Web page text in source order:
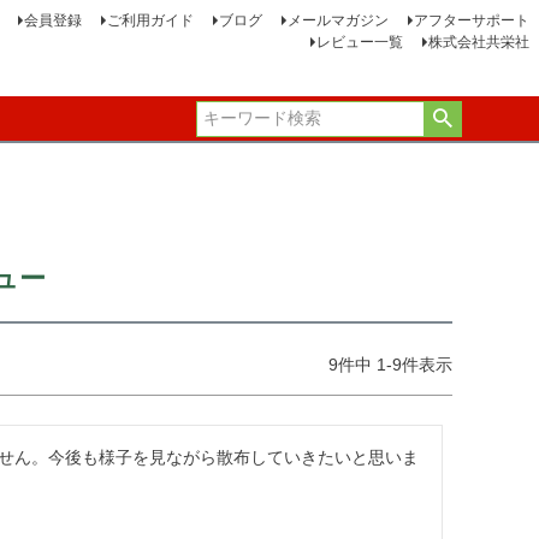
会員登録 ご利用ガイド ブログ メールマガジン
アフターサポート
レビュー一覧
株式会社共栄社
ー
9件中 1-9件表示
ん。今後も様子を見ながら散布していきたいと思いま